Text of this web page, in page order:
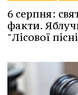
6 серпня:
факти.
"Лісової